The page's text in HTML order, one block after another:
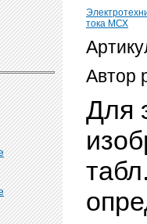
тока МСХ
Автор
Для